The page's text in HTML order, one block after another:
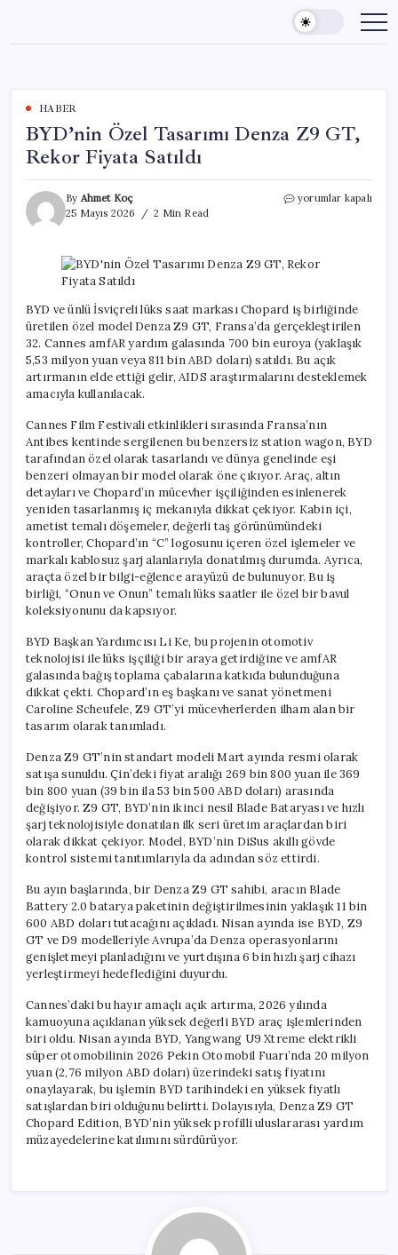
content
HABER
BYD’nin Özel Tasarımı Denza Z9 GT,
Rekor Fiyata Satıldı
By Ahmet Koç
25 Mayıs 2026
2 Min Read
BYD’nin
Z9
GT,
Fiyata
Satıldı
için
yorumlar kapalı
BYD ve ünlü İsviçreli lüks saat markası Chopard iş birliğinde
üretilen özel model Denza Z9 GT, Fransa’da gerçekleştirilen
32. Cannes amfAR yardım galasında 700 bin euroya (yaklaşık
5,53 milyon yuan veya 811 bin ABD doları) satıldı. Bu açık
artırmanın elde ettiği gelir, AIDS araştırmalarını desteklemek
amacıyla kullanılacak.
Cannes Film Festivali etkinlikleri sırasında Fransa’nın
Antibes kentinde sergilenen bu benzersiz station wagon, BYD
tarafından özel olarak tasarlandı ve dünya genelinde eşi
benzeri olmayan bir model olarak öne çıkıyor. Araç, altın
detayları ve Chopard’ın mücevher işçiliğinden esinlenerek
yeniden tasarlanmış iç mekanıyla dikkat çekiyor. Kabin içi,
ametist temalı döşemeler, değerli taş görünümündeki
kontroller, Chopard’ın “C” logosunu içeren özel işlemeler ve
markalı kablosuz şarj alanlarıyla donatılmış durumda. Ayrıca,
araçta özel bir bilgi-eğlence arayüzü de bulunuyor. Bu iş
birliği, “Onun ve Onun” temalı lüks saatler ile özel bir bavul
koleksiyonunu da kapsıyor.
BYD Başkan Yardımcısı Li Ke, bu projenin otomotiv
teknolojisi ile lüks işçiliği bir araya getirdiğine ve amfAR
galasında bağış toplama çabalarına katkıda bulunduğuna
dikkat çekti. Chopard’ın eş başkanı ve sanat yönetmeni
Caroline Scheufele, Z9 GT’yi mücevherlerden ilham alan bir
tasarım olarak tanımladı.
Denza Z9 GT’nin standart modeli Mart ayında resmi olarak
satışa sunuldu. Çin’deki fiyat aralığı 269 bin 800 yuan ile 369
bin 800 yuan (39 bin ila 53 bin 500 ABD doları) arasında
değişiyor. Z9 GT, BYD’nin ikinci nesil Blade Bataryası ve hızlı
şarj teknolojisiyle donatılan ilk seri üretim araçlardan biri
olarak dikkat çekiyor. Model, BYD’nin DiSus akıllı gövde
kontrol sistemi tanıtımlarıyla da adından söz ettirdi.
Bu ayın başlarında, bir Denza Z9 GT sahibi, aracın Blade
Battery 2.0 batarya paketinin değiştirilmesinin yaklaşık 11 bin
600 ABD doları tutacağını açıkladı. Nisan ayında ise BYD, Z9
GT ve D9 modelleriyle Avrupa’da Denza operasyonlarını
genişletmeyi planladığını ve yurtdışına 6 bin hızlı şarj cihazı
yerleştirmeyi hedeflediğini duyurdu.
Cannes’daki bu hayır amaçlı açık artırma, 2026 yılında
kamuoyuna açıklanan yüksek değerli BYD araç işlemlerinden
biri oldu. Nisan ayında BYD, Yangwang U9 Xtreme elektrikli
süper otomobilinin 2026 Pekin Otomobil Fuarı’nda 20 milyon
yuan (2,76 milyon ABD doları) üzerindeki satış fiyatını
onaylayarak, bu işlemin BYD tarihindeki en yüksek fiyatlı
satışlardan biri olduğunu belirtti. Dolayısıyla, Denza Z9 GT
Chopard Edition, BYD’nin yüksek profilli uluslararası yardım
müzayedelerine katılımını sürdürüyor.